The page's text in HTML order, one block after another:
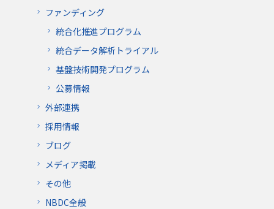
ファンディング
統合化推進プログラム
統合データ解析トライアル
基盤技術開発プログラム
公募情報
外部連携
採用情報
ブログ
メディア掲載
その他
NBDC全般